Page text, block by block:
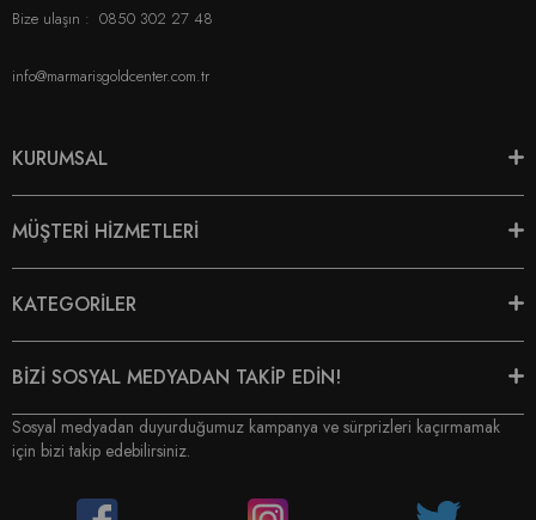
Bize ulaşın : 0850 302 27 48
info@marmarisgoldcenter.com.tr
KURUMSAL
MÜŞTERİ HİZMETLERİ
KATEGORİLER
BİZİ SOSYAL MEDYADAN TAKİP EDİN!
Sosyal medyadan duyurduğumuz kampanya ve sürprizleri kaçırmamak
için bizi takip edebilirsiniz.